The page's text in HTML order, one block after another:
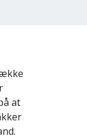
at